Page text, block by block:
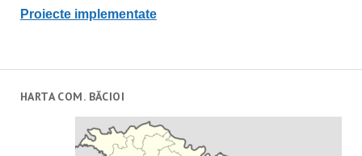
Proiecte implementate
HARTA COM. BĂCIOI